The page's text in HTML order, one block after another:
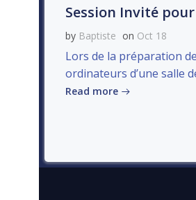
Session Invité
by Baptiste on Oct 18
Lors de la préparation
ordinateurs d’une salle
Read more